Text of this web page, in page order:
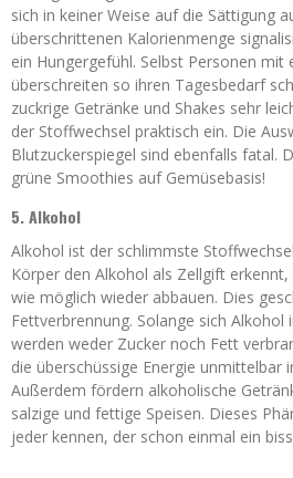
sich in keiner Weise auf die Sättigung
überschrittenen Kalorienmenge
ein Hungergefühl. Selbst Personen
überschreiten so ihren Tagesbedarf
zuckrige Getränke und Shakes sehr
der Stoffwechsel praktisch ein. Die
Blutzuckerspiegel sind ebenfalls fatal.
grüne Smoothies auf Gemüsebasis!
5. Alkohol
Alkohol ist der schlimmste
Körper den Alkohol als Zellgift
wie möglich wieder abbauen. Dies
Fettverbrennung. Solange sich
werden weder Zucker noch Fett
die überschüssige Energie unmittelbar
Außerdem fördern alkoholische
salzige und fettige Speisen. Dieses
jeder kennen, der schon einmal ein